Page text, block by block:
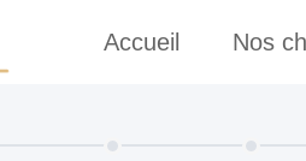
Accueil Nos